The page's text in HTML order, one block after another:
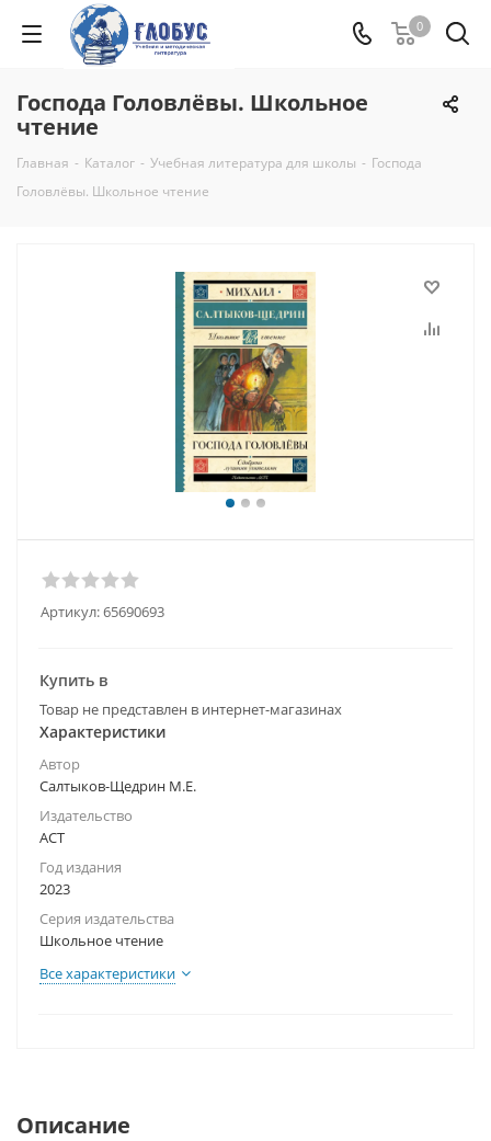
0
Господа Головлёвы. Школьное
чтение
Главная - Каталог - Учебная литература для школы - Господа
Головлёвы. Школьное чтение
Артикул:65690693
Купить в
Товар не представлен в интернет-магазинах
Характеристики
Автор
Салтыков-Щедрин М.Е.
Издательство
АСТ
Год издания
2023
Серия издательства
Школьное чтение
Все характеристики
Описание